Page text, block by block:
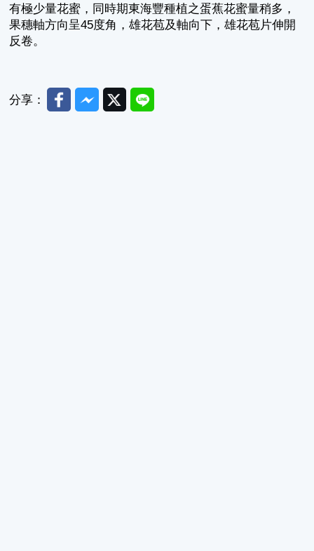
有極少量花蜜，同時期東海豐種植之蛋蕉花蜜量稍多，
果穗軸方向呈45度角，雄花苞及軸向下，雄花苞片伸開
反卷。
分享： FacebookMessenger
TwitterLine